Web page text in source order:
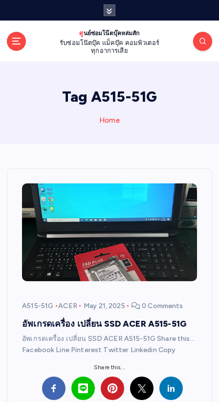
ศูนย์ซ่อมโน๊ตบุ๊คหล่มสัก
รับซ่อมโน๊ตบุ๊ค แม็คบุ๊ค คอมพิวเตอร์
ทุกอาการเสีย
Tag A515-51G
Home
A515-51G ACER May 21, 2025 0 Comments
อัพเกรดเครื่อง เปลี่ยน SSD ACER A515-51G
อัพเกรดเครื่อง เปลี่ยน SSD ACER A515-51G Share this…
Facebook Line Pinterest Twitter Linkedin Copy
Share this...